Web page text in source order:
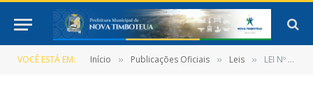
VOCÊ ESTÁ EM: Início » Publicações Oficiais » Leis » LEI Nº 376/2023, DE 07 DE JUNHO DE 2023 (Autoriza o Poder Executivo a parcelar dívidas judiciais e extrajudiciais em que é credora a empresa Equatorial Pará Distribuidora de Energia S.A, nos termos legais e dá outras providências)